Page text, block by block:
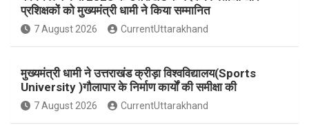
o
k
g
a
r
s
e
प्रशिक्षकों को मुख्यमंत्री धामी ने किया सम्मानित
7 August 2026 CurrentUttarakhand
मुख्यमंत्री धामी ने उत्तराखंड क्रीड़ा विश्वविद्यालय(Sports
University )गौलापार के निर्माण कार्यों की समीक्षा की
7 August 2026 CurrentUttarakhand